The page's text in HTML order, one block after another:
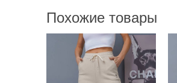
Похожие товары